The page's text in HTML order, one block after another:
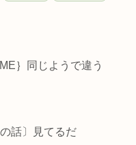
｝同じようで違う
の話〕見てるだ